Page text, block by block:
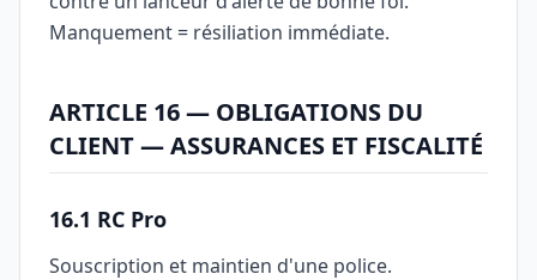
Manquement = résiliation immédiate.
ARTICLE 16 — OBLIGATIONS DU
CLIENT — ASSURANCES ET FISCALITÉ
16.1 RC Pro
Souscription et maintien d'une police.